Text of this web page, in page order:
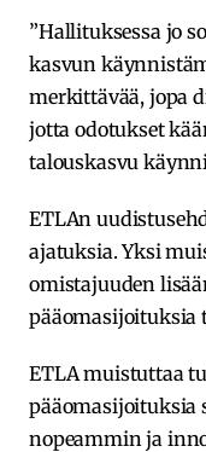
”Hallituksessa jo
kasvun
merkittävää, jopa
jotta odotukset
talouskasvu
ETLAn
ajatuksia. Yksi
omistajuuden
pääomasijoituksia
ETLA muistuttaa
pääomasijoituksia
nopeammin ja